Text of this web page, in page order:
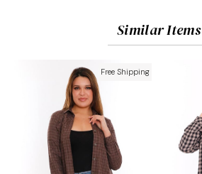
Similar Items
Free Shipping